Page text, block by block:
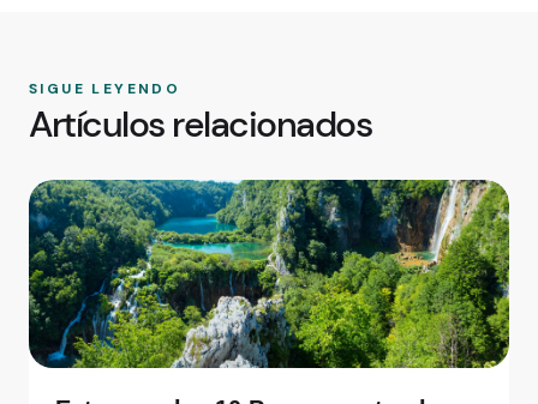
SIGUE LEYENDO
Artículos relacionados